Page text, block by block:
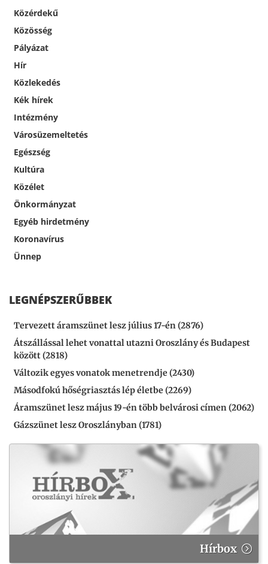
Közérdekű
Közösség
Pályázat
Hír
Közlekedés
Kék hírek
Intézmény
Városüzemeltetés
Egészség
Kultúra
Közélet
Önkormányzat
Egyéb hirdetmény
Koronavírus
Ünnep
LEGNÉPSZERŰBBEK
Tervezett áramszünet lesz július 17-én (2876)
Átszállással lehet vonattal utazni Oroszlány és Budapest
között (2818)
Változik egyes vonatok menetrendje (2430)
Másodfokú hőségriasztás lép életbe (2269)
Áramszünet lesz május 19-én több belvárosi címen (2062)
Gázszünet lesz Oroszlányban (1781)
Hírbox